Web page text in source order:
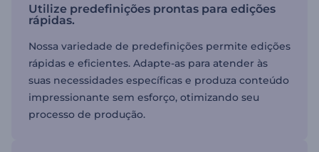
Utilize predefinições prontas para edições
rápidas.
Nossa variedade de predefinições permite edições
rápidas e eficientes. Adapte-as para atender às
suas necessidades específicas e produza conteúdo
impressionante sem esforço, otimizando seu
processo de produção.